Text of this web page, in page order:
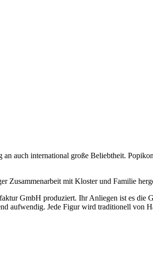
auch international große Beliebtheit.
Zusammenarbeit mit Kloster und Familie
GmbH produziert. Ihr Anliegen ist es
aufwendig. Jede Figur wird traditionell von